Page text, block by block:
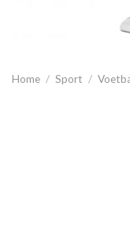
Home / Sport /